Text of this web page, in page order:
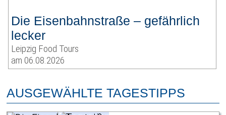
Die Eisenbahnstraße – gefährlich
lecker
Leipzig Food Tours
am 06.08.2026
AUSGEWÄHLTE TAGESTIPPS